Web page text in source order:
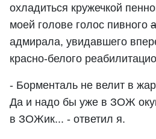
охладиться кружечкой
моей голове голос пивного
адмирала, увидавшего
красно-белого
- Борменталь не велит в
Да и надо бы уже в ЗОЖ
в ЗОЖик... - ответил я.